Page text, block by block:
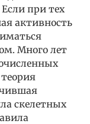
при тех
активность
Много лет
скелетных